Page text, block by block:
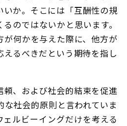
いか。そこには「互酬性の規
のではないかと思います。
が何かを与えた際に、他方が
るべきだという期待を指し
頼、および社会的結束を促進
社会的原則と言われていま
ルビーイングだけを考える